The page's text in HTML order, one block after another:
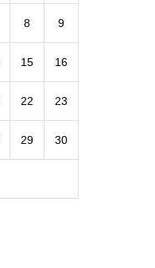
8 9
15 16
22 23
29 30